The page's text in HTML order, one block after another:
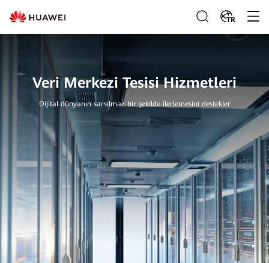
TR
Veri Merkezi Tesisi Hizmetleri
Dijital dünyanın sarsılmaz bir şekilde ilerlemesini destekler